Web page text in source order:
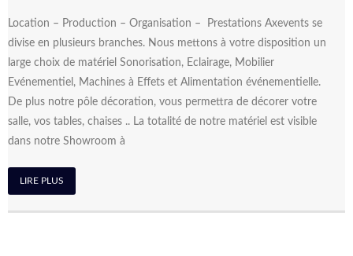
Location – Production – Organisation – Prestations Axevents se
divise en plusieurs branches. Nous mettons à votre disposition un
large choix de matériel Sonorisation, Eclairage, Mobilier
Evénementiel, Machines à Effets et Alimentation événementielle.
De plus notre pôle décoration, vous permettra de décorer votre
salle, vos tables, chaises .. La totalité de notre matériel est visible
dans notre Showroom à
LIRE PLUS